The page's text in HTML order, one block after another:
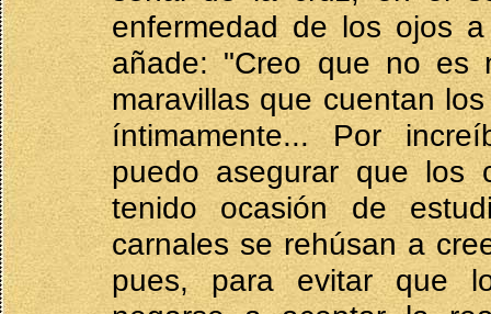
enfermedad de los ojos
añade: "Creo que no es
maravillas que cuentan
íntimamente... Por
puedo asegurar que los
tenido ocasión de
carnales se rehúsan a
pues, para evitar que